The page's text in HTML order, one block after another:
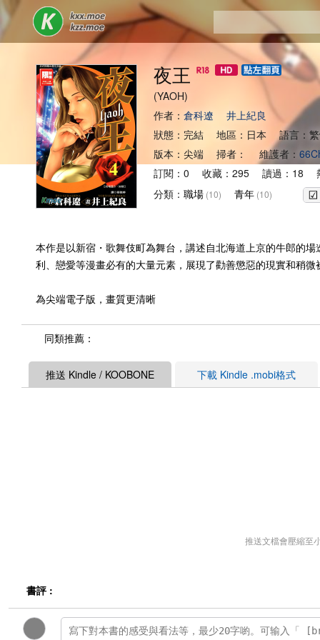
夜王
(YAOH)
作者： 倉科遼
井上紀良
狀態：完結 地區：日本 語言：
版本：尖端 掃者： 維護者：
訂閱：0 收藏：295 讀過：18
分類： 職場 (10) 青年 (10)
本作是以新宿・歌舞伎町為舞台，講述自北海道上京的牛郎的
利、戀愛等漫畫必有的大量元素，展現了勸善懲惡的現實和稍
為尖端電子版，畫質更清晰
同類推薦：
推送 Kindle / KOOBONE 下載 Kindle .mobi格式
推送文檔會壓縮至
書評 :